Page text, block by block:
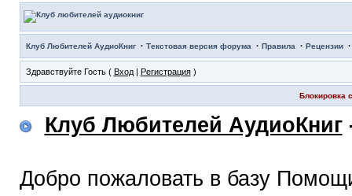
Клуб Любителей АудиоКниг· Текстовая версия форума · Правила · Рецензии
Здравствуйте Гость ( Вход| Регистрация)
Блокировка
Клуб Любителей АудиоКниг
Добро пожаловать в базу